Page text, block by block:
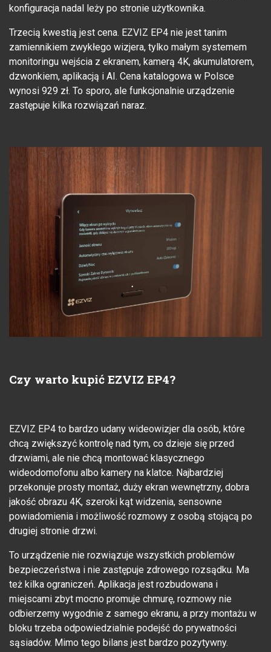
konfiguracja nadal leży po stronie użytkownika.
Trzecią kwestią jest cena. EZVIZ EP4 nie jest tanim
zamiennikiem zwykłego wizjera, tylko małym systemem
monitoringu wejścia z ekranem, kamerą 4K, akumulatorem,
dzwonkiem, aplikacją i AI. Cena katalogowa w Polsce
wynosi 929 zł. To sporo, ale funkcjonalnie urządzenie
zastępuje kilka rozwiązań naraz.
Czy warto kupić EZVIZ EP4?
EZVIZ EP4 to bardzo udany wideowizjer dla osób, które
chcą zwiększyć kontrolę nad tym, co dzieje się przed
drzwiami, ale nie chcą montować klasycznego
wideodomofonu albo kamery na klatce. Najbardziej
przekonuje prosty montaż, duży ekran wewnętrzny, dobra
jakość obrazu 4K, szeroki kąt widzenia, sensowne
powiadomienia i możliwość rozmowy z osobą stojącą po
drugiej stronie drzwi.
To urządzenie nie rozwiązuje wszystkich problemów
bezpieczeństwa i nie zastępuje zdrowego rozsądku. Ma
też kilka ograniczeń. Aplikacja jest rozbudowana i
miejscami zbyt mocno promuje chmurę, rozmowy nie
odbierzemy wygodnie z samego ekranu, a przy montażu w
bloku trzeba odpowiedzialnie podejść do prywatności
sąsiadów. Mimo tego bilans jest bardzo pozytywny.